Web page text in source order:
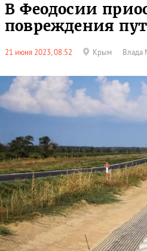
В Феодосии
повреждения
21 июня 2023, 08:52 Крым Влада